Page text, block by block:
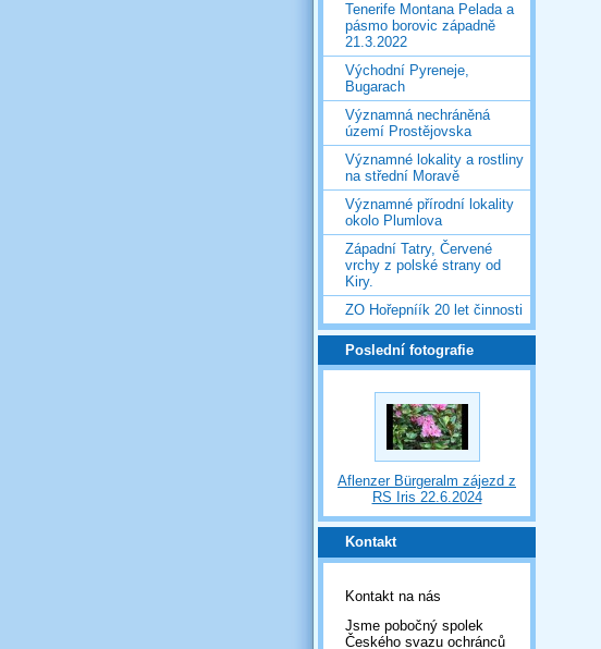
Tenerife Montana Pelada a
pásmo borovic západně
21.3.2022
Východní Pyreneje,
Bugarach
Významná nechráněná
území Prostějovska
Významné lokality a rostliny
na střední Moravě
Významné přírodní lokality
okolo Plumlova
Západní Tatry, Červené
vrchy z polské strany od
Kiry.
ZO Hořepníík 20 let činnosti
Poslední fotografie
Aflenzer Bürgeralm zájezd z
RS Iris 22.6.2024
Kontakt
Kontakt na nás
Jsme pobočný spolek
Českého svazu ochránců